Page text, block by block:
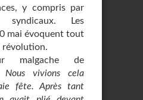
y compris par
syndicaux. Les
mai évoquent tout
révolution.
malgache de
Nous vivions cela
fête. Après tant